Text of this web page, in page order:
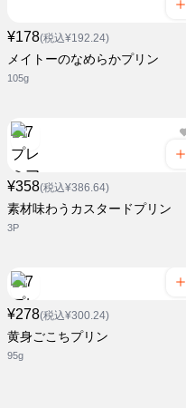
¥178(税込¥192.24)
メイトーのなめらかプリン
105g
¥358(税込¥386.64)
素材味わうカスタードプリン
3P
¥278(税込¥300.24)
黄身ごこちプリン
95g